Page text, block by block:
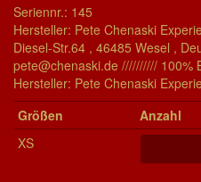
Seriennr.: 145
Hersteller: Pete Chenaski
Diesel-Str.64 , 46485 Wesel ,
pete@chenaski.de ////////// 100%
Her­stel­ler: Pete Chenaski
Grö­ßen
Anzahl
XS